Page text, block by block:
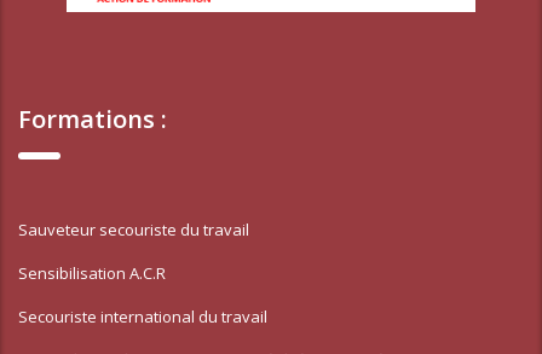
Formations :
Sauveteur secouriste du travail
Sensibilisation A.C.R
Secouriste international du travail